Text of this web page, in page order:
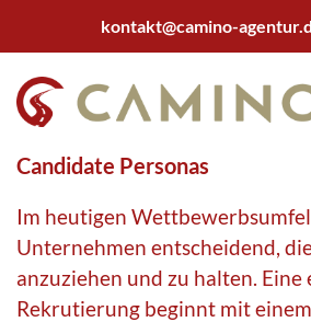
kontakt@camino-
Candidate Personas
Im heutigen
Unternehmen entscheidend,
anzuziehen und zu halten.
Rekrutierung beginnt mit